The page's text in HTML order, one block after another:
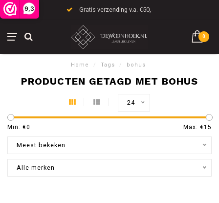
9,3 Gratis verzending v.a. €50,-
0
Home / Tags / bohus
PRODUCTEN GETAGD MET BOHUS
24
Min: €0 Max: €15
Meest bekeken
Alle merken